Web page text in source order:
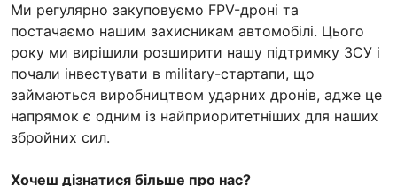
Ми регулярно закуповуємо FPV-дроні та
постачаємо нашим захисникам автомобілі. Цього
року ми вирішили розширити нашу підтримку ЗСУ і
почали інвестувати в military-стартапи, що
займаються виробництвом ударних дронів, адже це
напрямок є одним із найприоритетніших для наших
збройних сил.
Хочеш дізнатися більше про нас?